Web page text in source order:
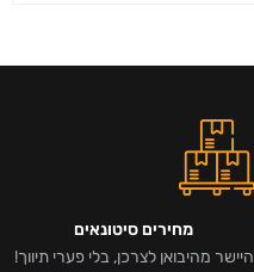
מחירים סיטונאים
היישר מהיבואן לצרכן, בלי פערי תיווך!